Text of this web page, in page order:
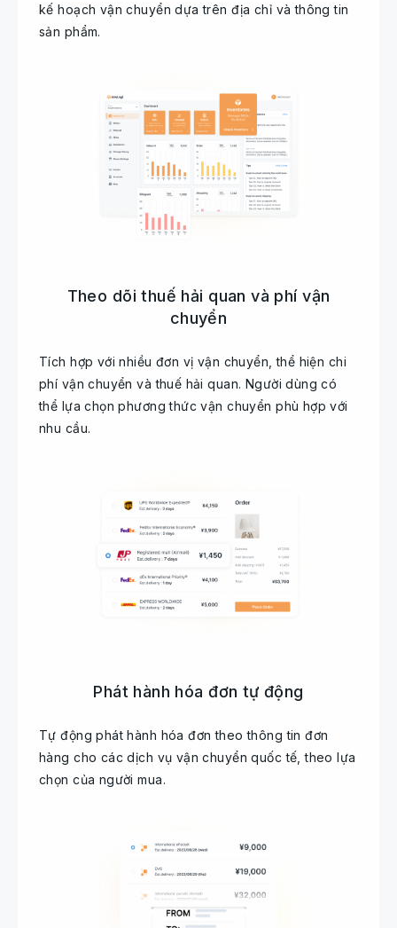
kế hoạch vận chuyển dựa trên địa chỉ và thông tin
sản phẩm.
Theo dõi thuế hải quan và phí vận
chuyển
Tích hợp với nhiều đơn vị vận chuyển, thể hiện chi
phí vận chuyển và thuế hải quan. Người dùng có
thể lựa chọn phương thức vận chuyển phù hợp với
nhu cầu.
Phát hành hóa đơn tự động
Tự động phát hành hóa đơn theo thông tin đơn
hàng cho các dịch vụ vận chuyển quốc tế, theo lựa
chọn của người mua.